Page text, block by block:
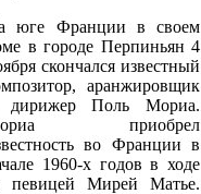
юге Франции в своем
в городе Перпиньян 4
скончался известный
аранжировщик
Поль Мориа.
приобрел
во Франции в
1960-х годов в ходе
певицей Мирей Матье.